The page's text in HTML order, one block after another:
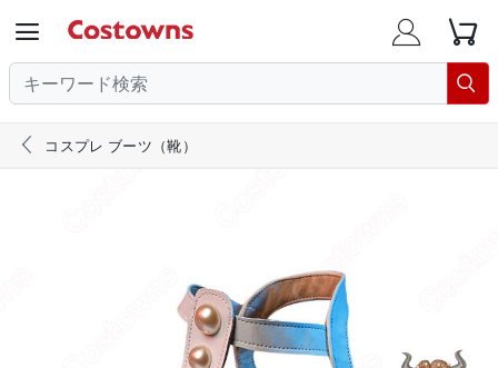
  

 コスプレ ブーツ（靴）